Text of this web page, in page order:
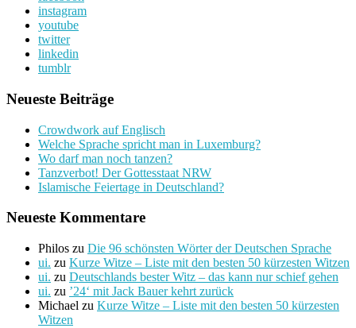
instagram
youtube
twitter
linkedin
tumblr
Neueste Beiträge
Crowdwork auf Englisch
Welche Sprache spricht man in Luxemburg?
Wo darf man noch tanzen?
Tanzverbot! Der Gottesstaat NRW
Islamische Feiertage in Deutschland?
Neueste Kommentare
Philos zu Die 96 schönsten Wörter der Deutschen Sprache
ui. zu Kurze Witze – Liste mit den besten 50 kürzesten Witzen
ui. zu Deutschlands bester Witz – das kann nur schief gehen
ui. zu ’24‘ mit Jack Bauer kehrt zurück
Michael zu Kurze Witze – Liste mit den besten 50 kürzesten
Witzen